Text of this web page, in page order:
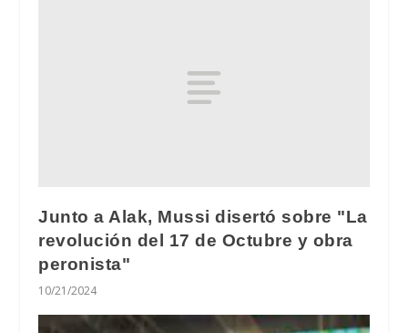
Junto a Alak, Mussi disertó sobre "La
revolución del 17 de Octubre y obra
peronista"
10/21/2024